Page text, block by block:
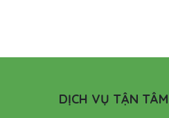
DỊCH VỤ TẬN TÂM